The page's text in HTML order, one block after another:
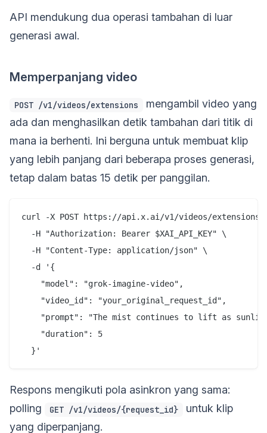
API mendukung dua operasi tambahan di luar
generasi awal.
Memperpanjang video
POST /v1/videos/extensions
mengambil video yang
ada dan menghasilkan detik tambahan dari titik di
mana ia berhenti. Ini berguna untuk membuat klip
yang lebih panjang dari beberapa proses generasi,
tetap dalam batas 15 detik per panggilan.
curl -X POST https://api.x.ai/v1/videos/extensions
  -H "Authorization: Bearer $XAI_API_KEY" \
  -H "Content-Type: application/json" \
  -d '{
    "model": "grok-imagine-video",
    "video_id": "your_original_request_id",
"prompt": "The mist continues to lift as
    "duration": 5
Respons mengikuti pola asinkron yang sama:
polling
GET /v1/videos/{request_id}
untuk klip
yang diperpanjang.